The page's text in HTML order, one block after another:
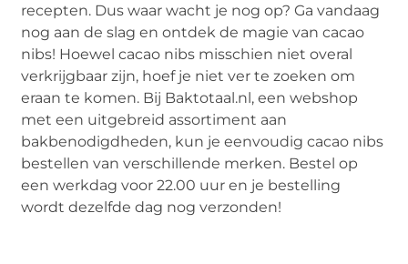
recepten. Dus waar wacht je nog op? Ga vandaag
nog aan de slag en ontdek de magie van cacao
nibs! Hoewel cacao nibs misschien niet overal
verkrijgbaar zijn, hoef je niet ver te zoeken om
eraan te komen. Bij Baktotaal.nl, een webshop
met een uitgebreid assortiment aan
bakbenodigdheden, kun je eenvoudig cacao nibs
bestellen van verschillende merken. Bestel op
een werkdag voor 22.00 uur en je bestelling
wordt dezelfde dag nog verzonden!